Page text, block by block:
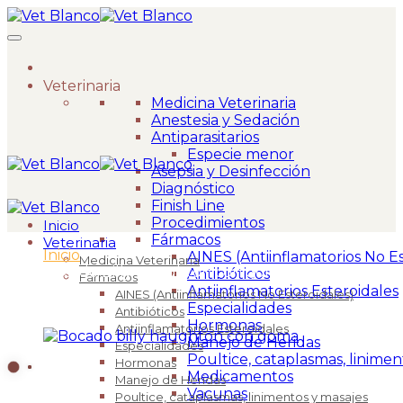
Veterinaria
Medicina Veterinaria
Anestesia y Sedación
Antiparasitarios
Especie menor
Asepsia y Desinfección
Diagnóstico
Finish Line
Procedimientos
Fármacos
AINES (Antiinflamatorios No
Antibióticos
Antiinflamatorios Esteroidales
Especialidades
Hormonas
Manejo de Heridas
Poultice, cataplasmas,
Medicamentos
Vacunas
Inicio
Veterinaria
Medicina Veterinaria
Fármacos
AINES (Antiinflamatorios No Esteroidales)
Antibióticos
Antiinflamatorios Esteroidales
Especialidades
Hormonas
Manejo de Heridas
Poultice, cataplasmas, linimentos y masajes
Inicio>
Bocado Billy Haughton con goma 5″ (12,5 cm)